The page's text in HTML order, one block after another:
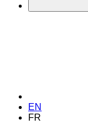
EN
FR